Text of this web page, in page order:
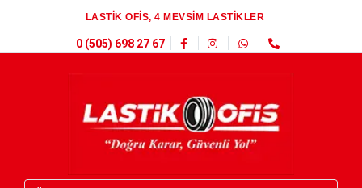
LASTİK OFİS, 4 MEVSİM LASTİKLER
0 (505) 698 27 67